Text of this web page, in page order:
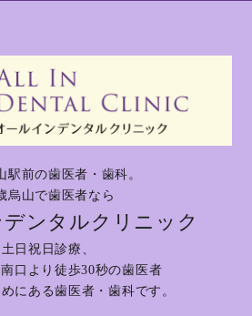
駅前の歯医者・歯科。
烏山で歯医者なら
ンタルクリニック
土日祝日診療、
口より徒歩30秒の歯医者
にある歯医者・歯科です。